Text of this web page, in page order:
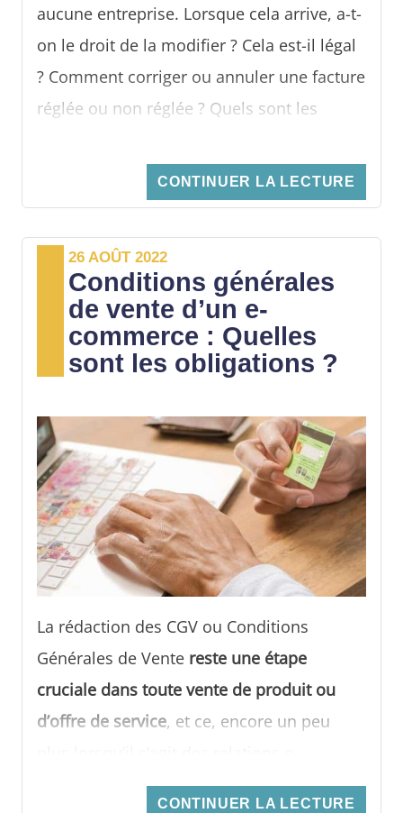
aucune entreprise. Lorsque cela arrive, a-t-
on le droit de la modifier ? Cela est-il légal
? Comment corriger ou annuler une facture
réglée ou non réglée ? Quels sont les
erronée ? Les réponses dans les lignes qui
suivent.
CONTINUER LA LECTURE
26 AOÛT 2022
Conditions générales
de vente d’un e-
commerce : Quelles
sont les obligations ?
La rédaction des CGV ou Conditions
Générales de Vente reste une étape
cruciale dans toute vente de produit ou
d’offre de service, et ce, encore un peu
commerce ou la vente en ligne. Mais
CONTINUER LA LECTURE